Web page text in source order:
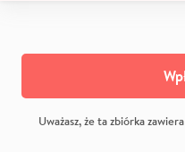
Uważasz, że ta zbiórka zawiera